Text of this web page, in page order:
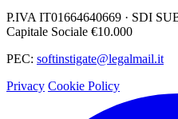
P.IVA IT01664640669 · SDI
Capitale Sociale €10.000
PEC: softinstigate@legalmail.it
Privacy Cookie Policy